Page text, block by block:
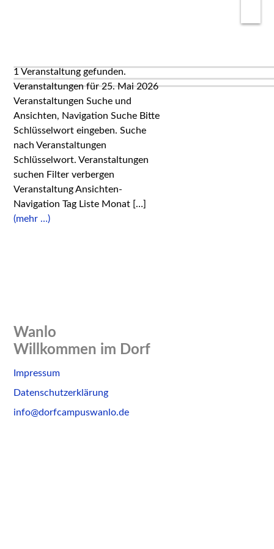
1 Veranstaltung gefunden.
Veranstaltungen für 25. Mai 2026
Veranstaltungen Suche und
Ansichten, Navigation Suche Bitte
Schlüsselwort eingeben. Suche
nach Veranstaltungen
Schlüsselwort. Veranstaltungen
suchen Filter verbergen
Veranstaltung Ansichten-
Navigation Tag Liste Monat […]
(mehr …)
Wanlo
Willkommen im Dorf
Skip
to
Impressum
Datenschutzerklärung
info@dorfcampuswanlo.de